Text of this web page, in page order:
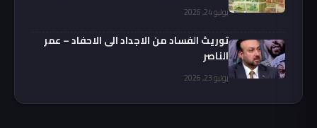
يوليو 24, 2026
توريث الفساد من الاجداد الى الاحفاد – عمر
الناصر
يوليو 23, 2026